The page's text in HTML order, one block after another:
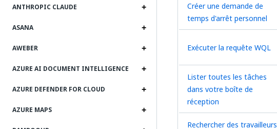
ANTHROPIC CLAUDE
ASANA
AWEBER
AZURE AI DOCUMENT INTELLIGENCE
AZURE DEFENDER FOR CLOUD
AZURE MAPS
Créer une demande de
temps d'arrêt personnel
Exécuter la requête WQL
Lister toutes les tâches
dans votre boîte de
réception
Rechercher des travailleurs